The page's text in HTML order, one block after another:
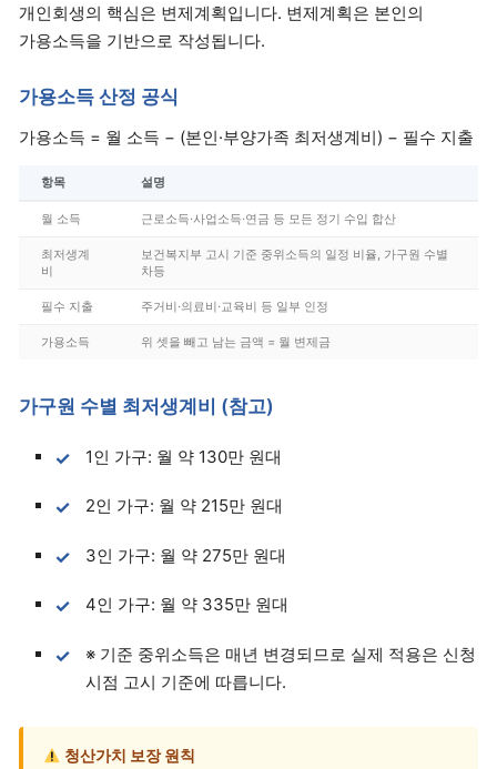
개인회생의 핵심은 변제계획입니다. 변제계획은 본인의
가용소득을 기반으로 작성됩니다.
가용소득 산정 공식
가용소득 = 월 소득 − (본인·부양가족 최저생계비) − 필수 지출
항목 설명
월 소득 근로소득·사업소득·연금 등 모든 정기 수입 합산
최저생계
비
보건복지부 고시 기준 중위소득의 일정 비율, 가구원 수별
차등
필수 지출 주거비·의료비·교육비 등 일부 인정
가용소득 위 셋을 빼고 남는 금액 = 월 변제금
가구원 수별 최저생계비 (참고)
1인 가구: 월 약 130만 원대
2인 가구: 월 약 215만 원대
3인 가구: 월 약 275만 원대
4인 가구: 월 약 335만 원대
※ 기준 중위소득은 매년 변경되므로 실제 적용은 신청
시점 고시 기준에 따릅니다.
청산가치 보장 원칙